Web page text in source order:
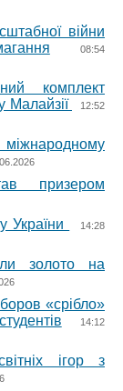
війни
08:54
комплект
Малайзії
12:52
призером
України
14:28
золото на
«срібло»
14:12
ігор з